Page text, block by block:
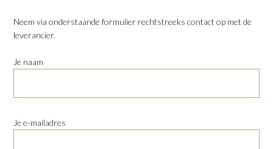
Neem via onderstaande formulier rechtstreeks contact op met de
leverancier.
Je naam
Je e-mailadres